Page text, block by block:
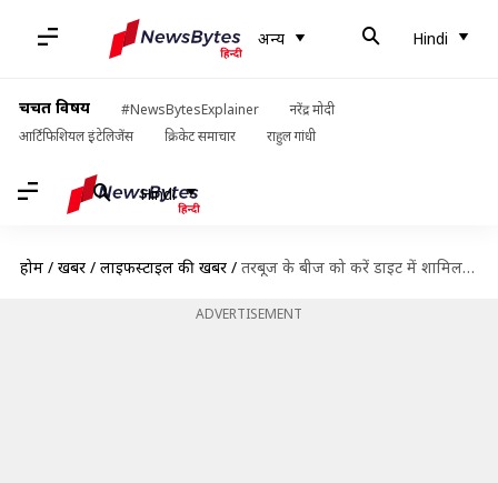
अन्य Hindi
चर्चित विषय #NewsBytesExplainer
नरेंद्र मोदी
आर्टिफिशियल इंटेलिजेंस
क्रिकेट समाचार राहुल गांधी
Hindi
होम / खबरें / लाइफस्टाइल की खबरें / तरबूज के बीज को करें डाइट में शामिल, मिलेंगे ये 5 स्वास्थ्य लाभ
ADVERTISEMENT